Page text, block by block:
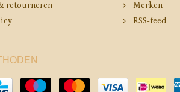
retourneren
Merken
RSS-feed